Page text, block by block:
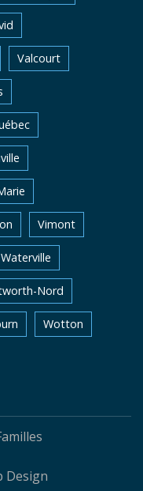
Valcourt
Vimont
Waterville
Nord
Wotton
Design